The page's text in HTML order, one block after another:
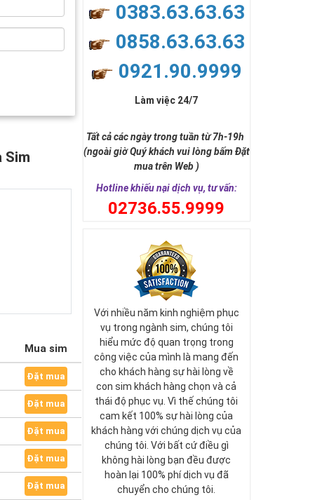
Sim
Mua sim
Đặt mua
Đặt mua
Đặt mua
Đặt mua
Đặt mua
0383.63.63.63
0858.63.63.63
0921.90.9999
Làm việc 24/7
Tất cả các ngày trong tuần từ 7h-19h
(ngoài giờ Quý khách vui lòng bấm Đặt
mua trên Web )
Hotline khiếu nại dịch vụ, tư vấn:
02736.55.9999
Với nhiều năm kinh nghiệm phục
vụ trong ngành sim, chúng tôi
hiểu mức độ quan trọng trong
công việc của mình là mang đến
cho khách hàng sự hài lòng về
con sim khách hàng chọn và cả
thái độ phục vụ. Vì thế chúng tôi
cam kết 100% sự hài lòng của
khách hàng với chúng dịch vụ của
chúng tôi. Với bất cứ điều gì
không hài lòng bạn đều được
hoàn lại 100% phí dịch vụ đã
chuyển cho chúng tôi.